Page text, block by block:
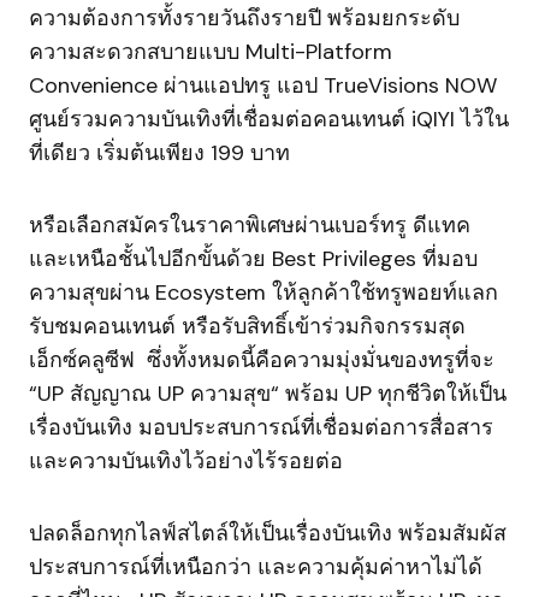
ความต้องการทั้งรายวันถึงรายปี พร้อมยกระดับ
ความสะดวกสบายแบบ Multi-Platform
Convenience ผ่านแอปทรู แอป TrueVisions NOW
ศูนย์รวมความบันเทิงที่เชื่อมต่อคอนเทนต์ iQIYI ไว้ใน
ที่เดียว เริ่มต้นเพียง 199 บาท
หรือเลือกสมัครในราคาพิเศษผ่านเบอร์ทรู ดีแทค
และเหนือชั้นไปอีกขั้นด้วย Best Privileges ที่มอบ
ความสุขผ่าน Ecosystem ให้ลูกค้าใช้ทรูพอยท์แลก
รับชมคอนเทนต์ หรือรับสิทธิ์เข้าร่วมกิจกรรมสุด
เอ็กซ์คลูซีฟ ซึ่งทั้งหมดนี้คือความมุ่งมั่นของทรูที่จะ
“UP สัญญาณ UP ความสุข“ พร้อม UP ทุกชีวิตให้เป็น
เรื่องบันเทิง มอบประสบการณ์ที่เชื่อมต่อการสื่อสาร
และความบันเทิงไว้อย่างไร้รอยต่อ
ปลดล็อกทุกไลฟ์สไตล์ให้เป็นเรื่องบันเทิง พร้อมสัมผัส
ประสบการณ์ที่เหนือกว่า และความคุ้มค่าหาไม่ได้